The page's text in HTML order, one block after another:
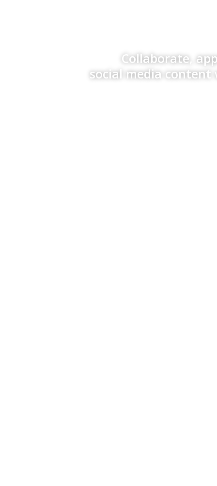
Collaborate,
social media